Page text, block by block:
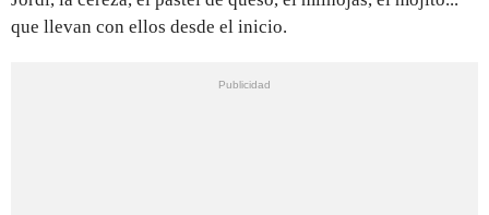
que llevan con ellos desde el inicio.